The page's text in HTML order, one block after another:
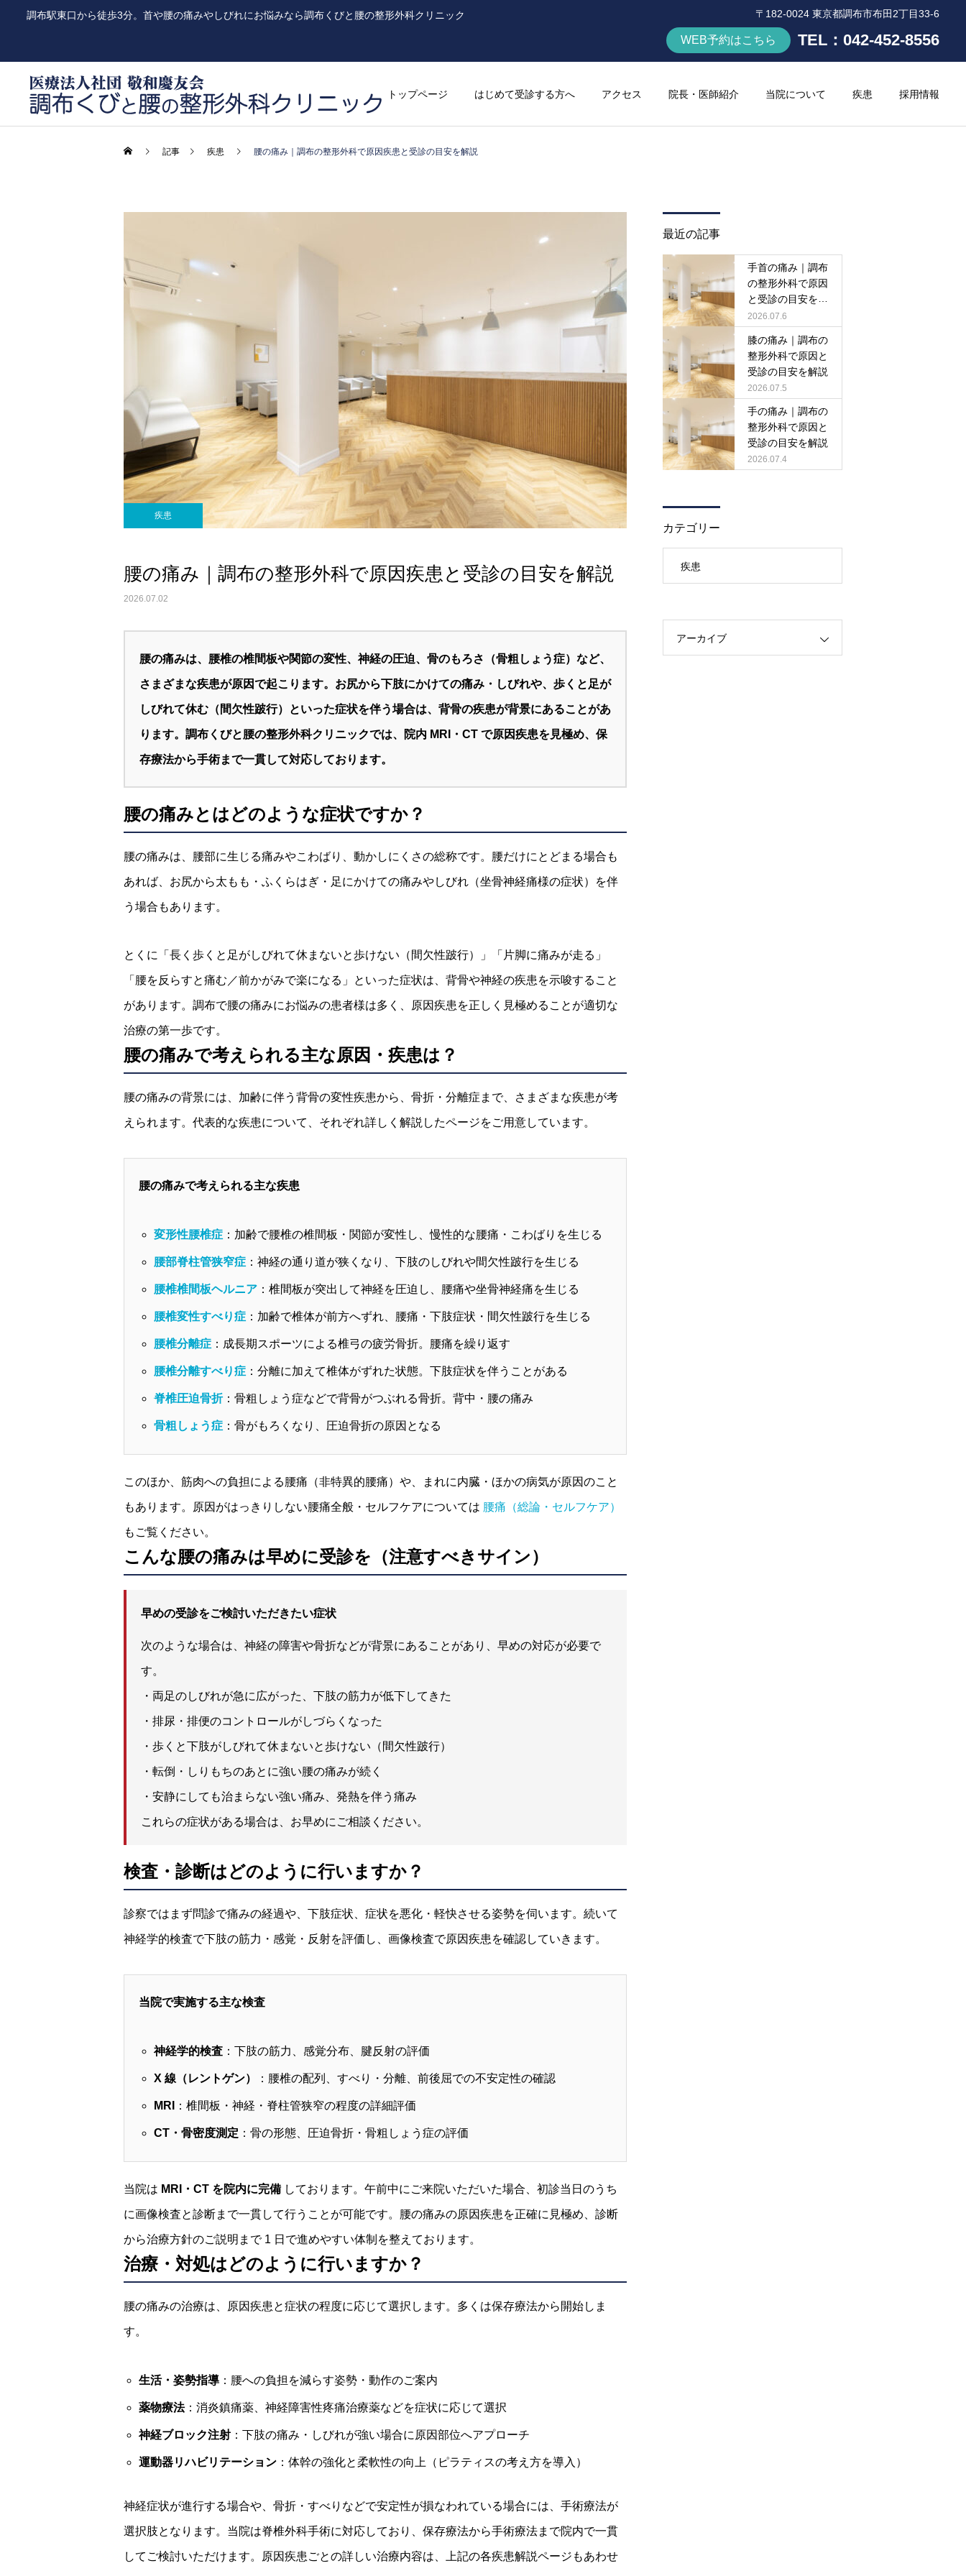
調布駅東口から徒歩3分。首や腰の痛みやしびれにお悩みなら調布くびと腰の整形外科クリニック 〒182-0024 東京都調布市布田2丁目33-6
WEB予約はこちら TEL：042-452-8556
トップページ はじめて受診する方へ アクセス 院長・医師紹介 当院について 疾患 採用情報
記事 疾患 腰の痛み｜調布の整形外科で原因疾患と受診の目安を解説
疾患
腰の痛み｜調布の整形外科で原因疾患と受診の目安を解説
2026.07.02
腰の痛みは、腰椎の椎間板や関節の変性、神経の圧迫、骨のもろさ（骨粗しょう症）など、
さまざまな疾患が原因で起こります。お尻から下肢にかけての痛み・しびれや、歩くと足が
しびれて休む（間欠性跛行）といった症状を伴う場合は、背骨の疾患が背景にあることがあ
ります。調布くびと腰の整形外科クリニックでは、院内 MRI・CT で原因疾患を見極め、保
存療法から手術まで一貫して対応しております。
腰の痛みとはどのような症状ですか？
腰の痛みは、腰部に生じる痛みやこわばり、動かしにくさの総称です。腰だけにとどまる場合も
あれば、お尻から太もも・ふくらはぎ・足にかけての痛みやしびれ（坐骨神経痛様の症状）を伴
う場合もあります。
とくに「長く歩くと足がしびれて休まないと歩けない（間欠性跛行）」「片脚に痛みが走る」
「腰を反らすと痛む／前かがみで楽になる」といった症状は、背骨や神経の疾患を示唆すること
があります。調布で腰の痛みにお悩みの患者様は多く、原因疾患を正しく見極めることが適切な
治療の第一歩です。
腰の痛みで考えられる主な原因・疾患は？
腰の痛みの背景には、加齢に伴う背骨の変性疾患から、骨折・分離症まで、さまざまな疾患が考
えられます。代表的な疾患について、それぞれ詳しく解説したページをご用意しています。
腰の痛みで考えられる主な疾患
変形性腰椎症：加齢で腰椎の椎間板・関節が変性し、慢性的な腰痛・こわばりを生じる
腰部脊柱管狭窄症：神経の通り道が狭くなり、下肢のしびれや間欠性跛行を生じる
腰椎椎間板ヘルニア：椎間板が突出して神経を圧迫し、腰痛や坐骨神経痛を生じる
腰椎変性すべり症：加齢で椎体が前方へずれ、腰痛・下肢症状・間欠性跛行を生じる
腰椎分離症：成長期スポーツによる椎弓の疲労骨折。腰痛を繰り返す
腰椎分離すべり症：分離に加えて椎体がずれた状態。下肢症状を伴うことがある
脊椎圧迫骨折：骨粗しょう症などで背骨がつぶれる骨折。背中・腰の痛み
骨粗しょう症：骨がもろくなり、圧迫骨折の原因となる
このほか、筋肉への負担による腰痛（非特異的腰痛）や、まれに内臓・ほかの病気が原因のこと
もあります。原因がはっきりしない腰痛全般・セルフケアについては 腰痛（総論・セルフケア）
もご覧ください。
こんな腰の痛みは早めに受診を（注意すべきサイン）
早めの受診をご検討いただきたい症状
次のような場合は、神経の障害や骨折などが背景にあることがあり、早めの対応が必要で
す。
・両足のしびれが急に広がった、下肢の筋力が低下してきた
・排尿・排便のコントロールがしづらくなった
・歩くと下肢がしびれて休まないと歩けない（間欠性跛行）
・転倒・しりもちのあとに強い腰の痛みが続く
・安静にしても治まらない強い痛み、発熱を伴う痛み
これらの症状がある場合は、お早めにご相談ください。
検査・診断はどのように行いますか？
診察ではまず問診で痛みの経過や、下肢症状、症状を悪化・軽快させる姿勢を伺います。続いて
神経学的検査で下肢の筋力・感覚・反射を評価し、画像検査で原因疾患を確認していきます。
当院で実施する主な検査
神経学的検査：下肢の筋力、感覚分布、腱反射の評価
X 線（レントゲン） ：腰椎の配列、すべり・分離、前後屈での不安定性の確認
MRI ：椎間板・神経・脊柱管狭窄の程度の詳細評価
CT・骨密度測定 ：骨の形態、圧迫骨折・骨粗しょう症の評価
当院は MRI・CT を院内に完備 しております。午前中にご来院いただいた場合、初診当日のうち
に画像検査と診断まで一貫して行うことが可能です。腰の痛みの原因疾患を正確に見極め、診断
から治療方針のご説明まで 1 日で進めやすい体制を整えております。
治療・対処はどのように行いますか？
腰の痛みの治療は、原因疾患と症状の程度に応じて選択します。多くは保存療法から開始しま
す。
生活・姿勢指導：腰への負担を減らす姿勢・動作のご案内
薬物療法：消炎鎮痛薬、神経障害性疼痛治療薬などを症状に応じて選択
神経ブロック注射：下肢の痛み・しびれが強い場合に原因部位へアプローチ
運動器リハビリテーション：体幹の強化と柔軟性の向上（ピラティスの考え方を導入）
神経症状が進行する場合や、骨折・すべりなどで安定性が損なわれている場合には、手術療法が
選択肢となります。当院は脊椎外科手術に対応しており、保存療法から手術療法まで院内で一貫
してご検討いただけます。原因疾患ごとの詳しい治療内容は、上記の各疾患解説ページもあわせ
最近の記事
手首の痛み｜調布
の整形外科で原因
と受診の目安を解
説
2026.07.6
膝の痛み｜調布の
整形外科で原因と
受診の目安を解説
2026.07.5
手の痛み｜調布の
整形外科で原因と
受診の目安を解説
2026.07.4
カテゴリー
疾患
アーカイブ